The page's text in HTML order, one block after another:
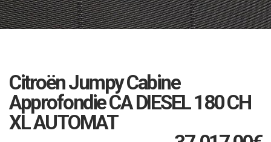
Citroën Jumpy Cabine
Approfondie CA DIESEL 180 CH
XL AUTOMAT